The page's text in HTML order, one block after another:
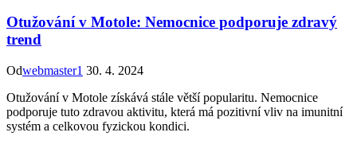
Otužování v Motole: Nemocnice podporuje zdravý
trend
Odwebmaster1 30. 4. 2024
Otužování v Motole získává stále větší popularitu. Nemocnice
podporuje tuto zdravou aktivitu, která má pozitivní vliv na imunitní
systém a celkovou fyzickou kondici.